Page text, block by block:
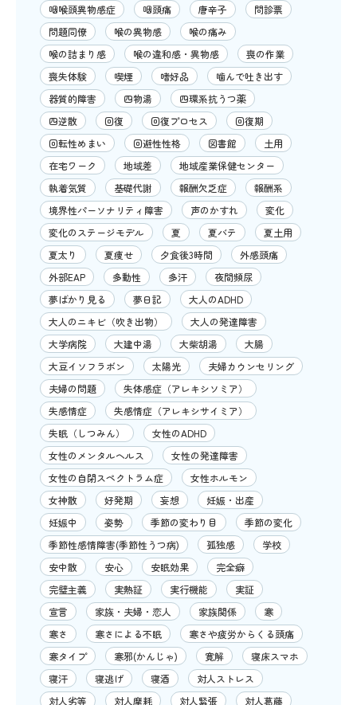
咽喉頭異物感症
咽頭痛 唐辛子
問診票
問題同僚
喉の異物感
喉の痛み
喉の詰まり感
喉の違和感・異物感
喪の作業
喪失体験
喫煙 嗜好品
噛んで吐き出す
器質的障害
四物湯
四環系抗うつ薬
四逆散
回復 回復プロセス
回復期
回転性めまい
回避性性格 図書館
土用
在宅ワーク
地域差
地域産業保健センター
執着気質
基礎代謝 報酬欠乏症
報酬系
境界性パーソナリティ障害
声のかすれ
変化
変化のステージモデル
夏 夏バテ
夏土用
夏太り
夏痩せ 夕食後3時間
外感頭痛
外部EAP
多動性 多汗
夜間頻尿
夢ばかり見る
夢日記
大人のADHD
大人のニキビ（吹き出物）
大人の発達障害
大学病院
大建中湯 大柴胡湯
大腸
大豆イソフラボン
太陽光
夫婦カウンセリング
夫婦の問題
失体感症（アレキシソミア）
失感情症
失感情症（アレキシサイミア）
失眠（しつみん）
女性のADHD
女性のメンタルヘルス
女性の発達障害
女性の自閉スペクトラム症
女性ホルモン
女神散
好発期 妄想
妊娠・出産
妊娠中
姿勢 季節の変わり目
季節の変化
季節性感情障害(季節性うつ病)
孤独感
学校
安中散
安心 安眠効果
完全癖
完璧主義
実熱証 実行機能
実証
宣言
家族・夫婦・恋人 家族関係
寒
寒さ
寒さによる不眠
寒さや疲労からくる頭痛
寒タイプ
寒邪(かんじゃ) 寛解
寝床スマホ
寝汗
寝逃げ 寝酒
対人ストレス
対人劣等
対人摩耗 対人緊張
対人葛藤